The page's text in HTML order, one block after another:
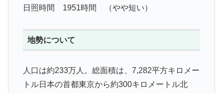
日照時間 1951時間 （やや短い）
地勢について
人口は約233万人。総面積は、7,282平方キロメー
トル日本の首都東京から約300キロメートル北